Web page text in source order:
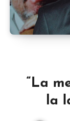
“La
la